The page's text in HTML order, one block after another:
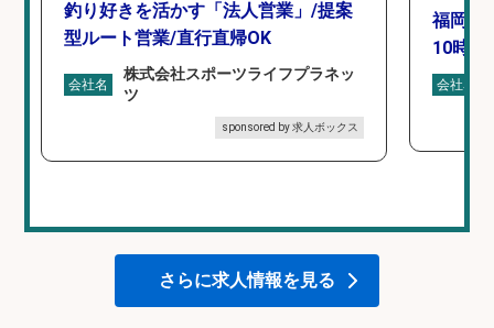
釣り好きを活かす「法人営業」/提案
型ルート営業/直行直帰OK
会社名
株式会社スポーツライフプラネッ
ツ
sponsored by 求人ボックス
福岡「
10時間
会社名
さらに求人情報を見る